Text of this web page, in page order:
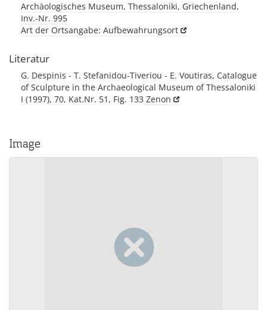
Archäologisches Museum, Thessaloniki, Griechenland,
Inv.-Nr. 995
Art der Ortsangabe: Aufbewahrungsort
Literatur
G. Despinis - T. Stefanidou-Tiveriou - E. Voutiras, Catalogue
of Sculpture in the Archaeological Museum of Thessaloniki
I (1997), 70, Kat.Nr. 51, Fig. 133 Zenon
Image